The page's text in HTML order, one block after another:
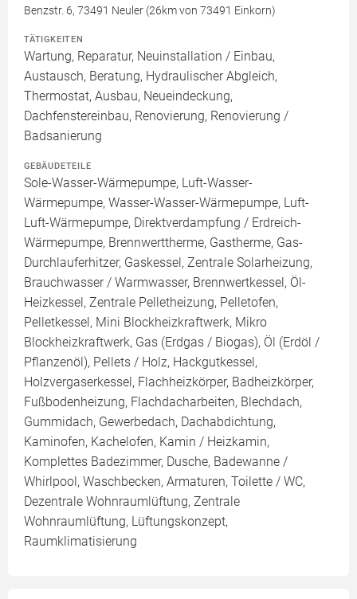
Benzstr. 6, 73491 Neuler (26km von 73491 Einkorn)
TÄTIGKEITEN
Wartung, Reparatur, Neuinstallation / Einbau,
Austausch, Beratung, Hydraulischer Abgleich,
Thermostat, Ausbau, Neueindeckung,
Dachfenstereinbau, Renovierung, Renovierung /
Badsanierung
GEBÄUDETEILE
Sole-Wasser-Wärmepumpe, Luft-Wasser-
Wärmepumpe, Wasser-Wasser-Wärmepumpe, Luft-
Luft-Wärmepumpe, Direktverdampfung / Erdreich-
Wärmepumpe, Brennwerttherme, Gastherme, Gas-
Durchlauferhitzer, Gaskessel, Zentrale Solarheizung,
Brauchwasser / Warmwasser, Brennwertkessel, Öl-
Heizkessel, Zentrale Pelletheizung, Pelletofen,
Pelletkessel, Mini Blockheizkraftwerk, Mikro
Blockheizkraftwerk, Gas (Erdgas / Biogas), Öl (Erdöl /
Pflanzenöl), Pellets / Holz, Hackgutkessel,
Holzvergaserkessel, Flachheizkörper, Badheizkörper,
Fußbodenheizung, Flachdacharbeiten, Blechdach,
Gummidach, Gewerbedach, Dachabdichtung,
Kaminofen, Kachelofen, Kamin / Heizkamin,
Komplettes Badezimmer, Dusche, Badewanne /
Whirlpool, Waschbecken, Armaturen, Toilette / WC,
Dezentrale Wohnraumlüftung, Zentrale
Wohnraumlüftung, Lüftungskonzept,
Raumklimatisierung